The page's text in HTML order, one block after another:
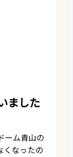
ました
ーム青山の
くなったの